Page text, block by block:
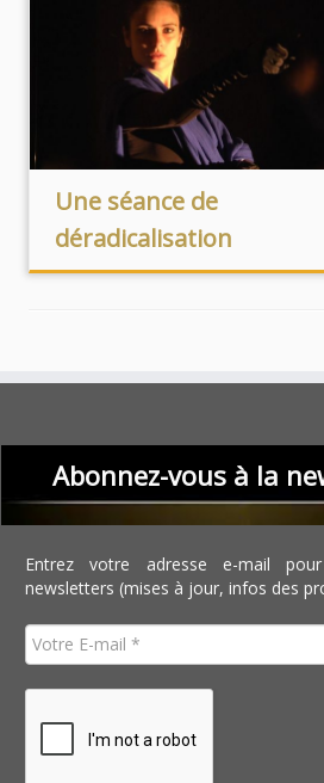
Une séance de
déradicalisation
Abonnez-vous à la
Entrez votre adresse e-mail
newsletters (mises à jour, infos des